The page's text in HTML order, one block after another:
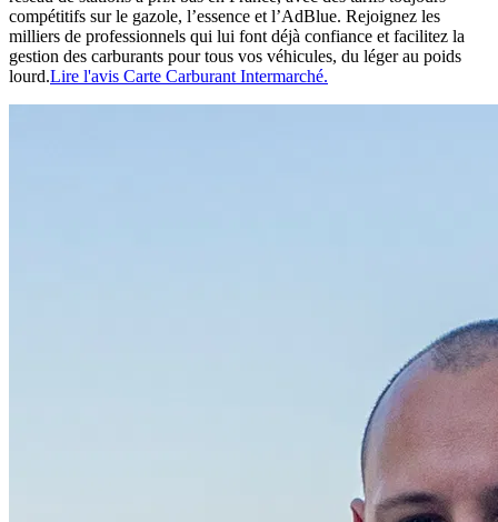
compétitifs sur le gazole, l’essence et l’AdBlue. Rejoignez les
milliers de professionnels qui lui font déjà confiance et facilitez la
gestion des carburants pour tous vos véhicules, du léger au poids
lourd.Lire l'avis Carte Carburant Intermarché.